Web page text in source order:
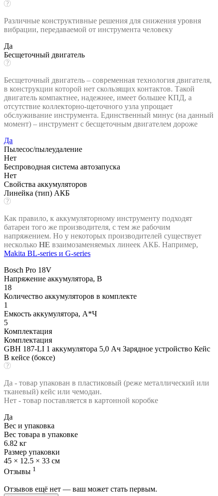
Различные конструктивные решения для снижения уровня
вибрации, передаваемой от инструмента человеку
Да
Бесщеточный двигатель
Бесщеточный двигатель – современная технология двигателя,
в конструкции которой нет скользящих контактов. Такой
двигатель компактнее, надежнее, имеет большее КПД, а
отсутствие коллекторно-щеточного узла упрощает
обслуживание инструмента. Единственный минус (на данный
момент) – инструмент с бесщеточным двигателем дороже
Да
Пылесос/пылеудаление
Нет
Беспроводная система автозапуска
Нет
Свойства аккумуляторов
Линейка (тип) АКБ
Как правило, к аккумуляторному инструменту подходят
батареи того же производителя, с тем же рабочим
напряжением. Но у некоторых производителей существует
несколько НЕ взаимозаменяемых линеек АКБ. Например,
Makita BL-series и G-series
Bosch Pro 18V
Напряжение аккумулятора, В
18
Количество аккумуляторов в комплекте
1
Емкость аккумулятора, А*Ч
5
Комплектация
Комплектация
GBH 187-LI 1 аккумулятора 5,0 Ач Зарядное устройство Кейс
В кейсе (боксе)
Да - товар упакован в пластиковый (реже металлический или
тканевый) кейс или чемодан.
Нет - товар поставляется в картонной коробке
Да
Вес и упаковка
Вес товара в упаковке
6.82 кг
Размер упаковки
45 × 12.5 × 33 см
Отзывы 1
Отзывов ещё нет — ваш может стать первым.